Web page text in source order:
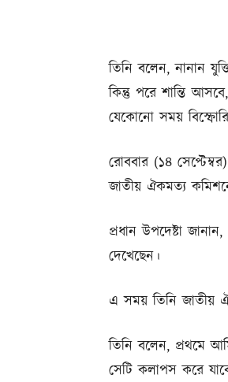
তিনি বলেন, নানান
কিন্তু পরে শান্তি
যেকোনো সময়
রোববার (১৪
জাতীয় ঐকমত্য
প্রধান উপদেষ্টা
দেখেছেন।
এ সময় তিনি জাতীয়
তিনি বলেন, প্রথমে
সেটি কলাপস করে